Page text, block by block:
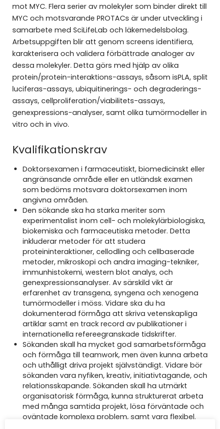
mot MYC. Flera serier av molekyler som binder direkt till
MYC och motsvarande PROTACs är under utveckling i
samarbete med SciLifeLab och läkemedelsbolag.
Arbetsuppgiften blir att genom screens identifiera,
karakterisera och validera förbättrade analoger av
dessa molekyler. Detta görs med hjälp av olika
protein/protein-interaktions-assays, såsom isPLA, split
luciferas-assays, ubiquitinerings- och degraderings-
assays, cellproliferation/viabilitets-assays,
genexpressions-analyser, samt olika tumörmodeller in
vitro och in vivo.
Kvalifikationskrav
Doktorsexamen i farmaceutiskt, biomedicinskt eller
angränsande område eller en utländsk examen
som bedöms motsvara doktorsexamen inom
angivna områden.
Den sökande ska ha starka meriter som
experimentalist inom cell- och molekylärbiologiska,
biokemiska och farmaceutiska metoder. Detta
inkluderar metoder för att studera
proteininteraktioner, cellodling och cellbaserade
metoder, mikroskopi och andra imaging-tekniker,
immunhistokemi, western blot analys, och
genexpressionsanalyser. Av särskild vikt är
erfarenhet av transgena, syngena och xenogena
tumörmodeller i möss. Vidare ska du ha
dokumenterad förmåga att skriva vetenskapliga
artiklar samt en track record av publikationer i
internationella refereegranskade tidskrifter.
Sökanden skall ha mycket god samarbetsförmåga
och förmåga till teamwork, men även kunna arbeta
och uthålligt driva projekt självständigt. Vidare bör
sökanden vara nyfiken, kreativ, initiativtagande, och
relationsskapande. Sökanden skall ha utmärkt
organisatorisk förmåga, kunna strukturerat arbeta
med många samtida projekt, lösa förväntade och
oväntade komplexa problem, samt vara flexibel.